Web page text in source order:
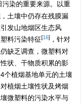
污染的重要来源。以重
土壤中仍存在残膜漏
发山地烟区生态风
料污染特征[16] ，针对
缺乏调查，微塑料对
状、干物质积累的影
个植烟基地单元的土壤
植烟土壤性状及烤烟
微塑料的污染水平与